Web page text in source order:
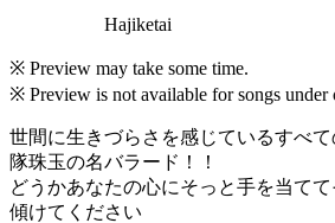
Hajiketai
※ Preview may take some time.
※ Preview is not available for songs under
世間に生きづらさを感じているすべ
隊珠玉の名バラード！！
どうかあなたの心にそっと手を当て
傾けてください